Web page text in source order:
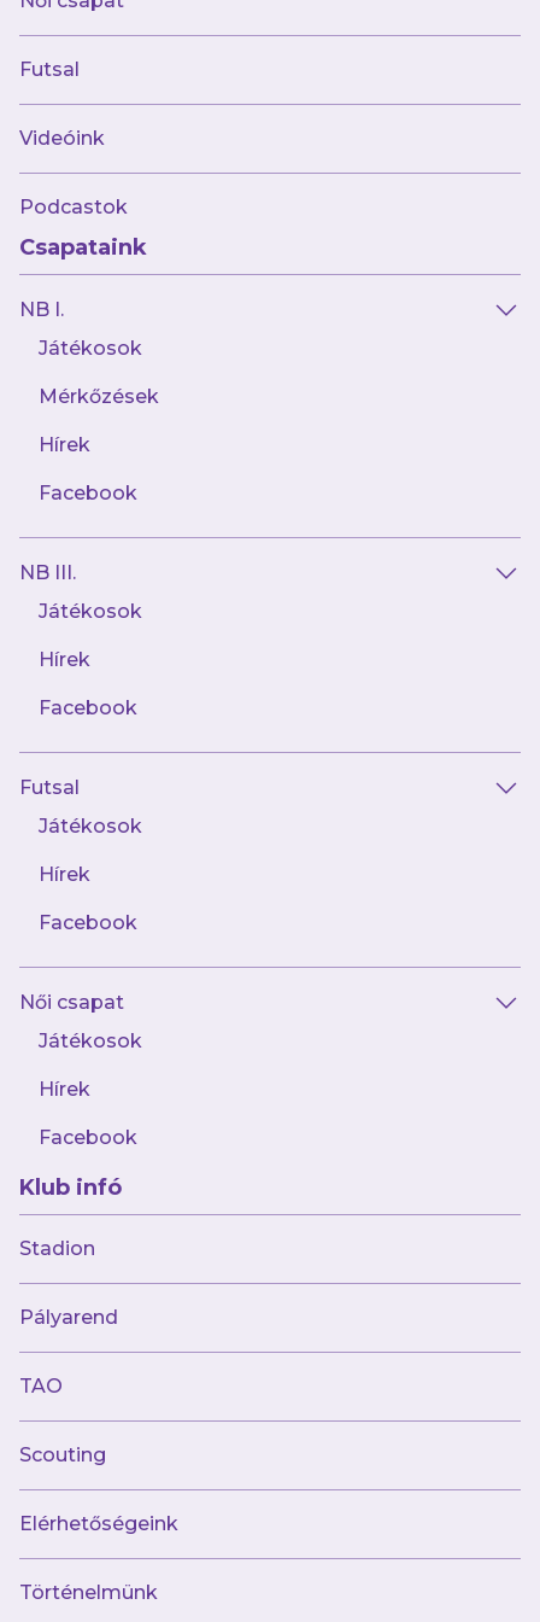
Futsal
Videóink
Podcastok
Csapataink
NB I.
Játékosok
Mérkőzések
Hírek
Facebook
NB III.
Játékosok
Hírek
Facebook
Futsal
Játékosok
Hírek
Facebook
Női csapat
Játékosok
Hírek
Facebook
Klub infó
Stadion
Pályarend
TAO
Scouting
Elérhetőségeink
Történelmünk
Érkezés a közös metróval: 14:30
Külön érkezők csatlakozása: 14:25-ig
Vonulás
14:30-tól rendőri kísérettel
Útvonal: Nagyvárad tér – Albert Flórián út –
vendégszektor
Jegy nélkül ne induljon útnak senki –
ellenőrzés már a metrón is lesz.
pirotechnikát használni,
ételt/italt felvinni.
megzavarása komoly költséget
jelenthet a klub számára.
javallott a lila szín látható viselésének
mellőzése a stadionon kívül.
üzemelnek